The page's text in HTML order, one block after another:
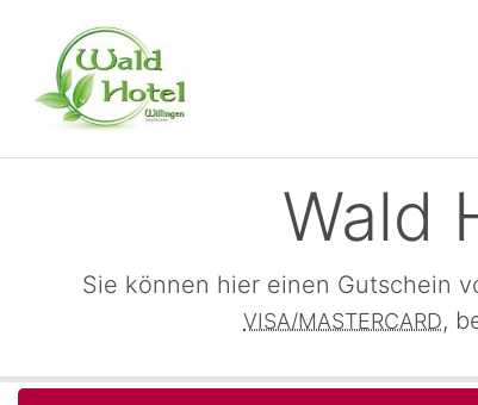
Wald
Sie können hier einen Gutschein
VISA/MASTERCARD,